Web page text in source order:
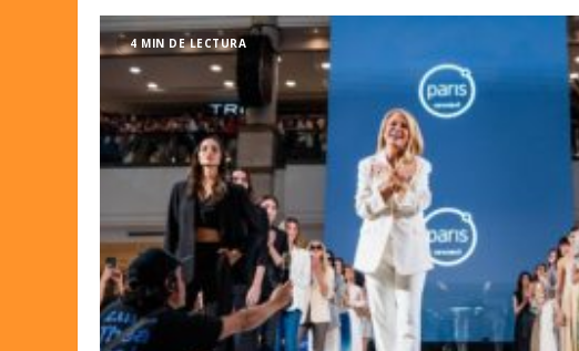
4 MIN DE LECTURA